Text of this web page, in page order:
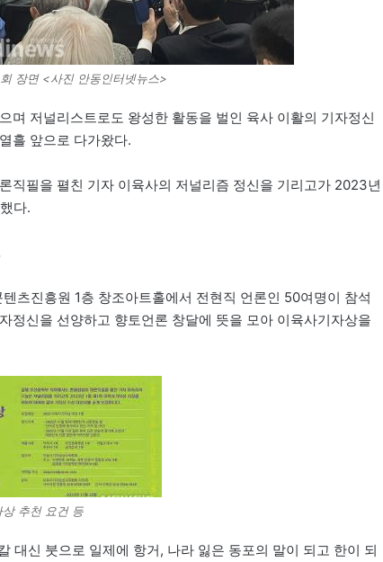
장면 <사진 안동인터넷뉴스>
며 저널리스트로도 왕성한 활동을 벌인 육사 이활의 기자정신
흘 앞으로 다가왔다.
직필을 펼친 기자 이육사의 저널리즘 정신을 기리고가 2023년
다.
츠진흥원 1층 창조아트홀에서 전현직 언론인 50여명이 참석
정신을 선양하고 향토언론 창달에 뜻을 모아 이육사기자상을
상 추천 요건 등
대신 붓으로 일제에 항거, 나라 잃은 동포의 말이 되고 한이 되